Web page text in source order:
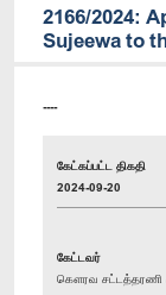
2166/2024:
Sujeewa to
----
கேட்கப்பட்ட திகதி
2024-09-20
கேட்டவர்
கௌரவ சட்டத்தரணி